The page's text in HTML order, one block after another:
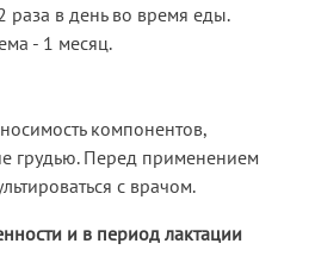
в день во время еды.
- 1 месяц.
компонентов,
грудью. Перед применением
с врачом.
и в период лактации